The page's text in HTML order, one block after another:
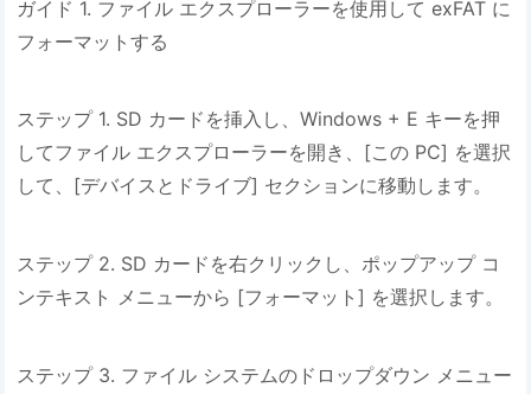
ガイド 1. ファイル エクスプローラーを使用して exFAT に
フォーマットする
ステップ 1. SD カードを挿入し、Windows + E キーを押
してファイル エクスプローラーを開き、[この PC] を選択
して、[デバイスとドライブ] セクションに移動します。
ステップ 2. SD カードを右クリックし、ポップアップ コ
ンテキスト メニューから [フォーマット] を選択します。
ステップ 3. ファイル システムのドロップダウン メニュー